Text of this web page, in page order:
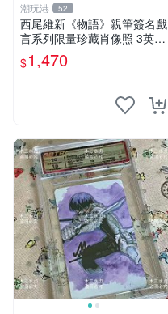
潮玩港 52
西尾維新《物語》親筆簽名戲
言系列限量珍藏肖像照 3英寸
收藏家私人典藏 物語系列 親
筆簽名 戲言 照片
$1,470